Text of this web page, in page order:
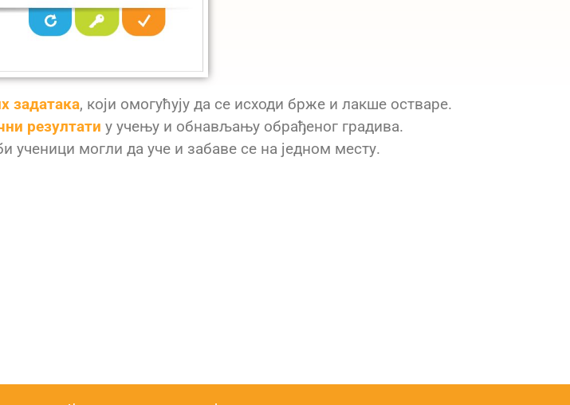
задатака, који омогућују да се исходи брже и лакше остваре.
резултати у учењу и обнављању обрађеног градива.
ученици могли да уче и забаве се на једном месту.